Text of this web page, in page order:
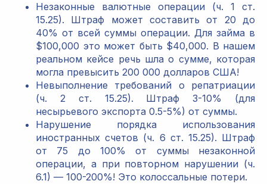
Незаконные валютные операции (ч. 1 ст.
15.25). Штраф может составить от 20 до
40% от всей суммы операции. Для займа в
$100,000 это может быть $40,000. В нашем
реальном кейсе речь шла о сумме, которая
могла превысить 200 000 долларов США!
Невыполнение требований о репатриации
(ч. 2 ст. 15.25). Штраф 3-10% (для
несырьевого экспорта 0.5-5%) от суммы.
Нарушение порядка использования
иностранных счетов (ч. 6 ст. 15.25). Штраф
от 75 до 100% от суммы незаконной
операции, а при повторном нарушении (ч.
6.1) — 100-200%! Это колоссальные потери.